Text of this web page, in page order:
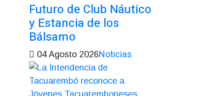
Futuro de Club Náutico
y Estancia de los
Bálsamo
04 Agosto 2026Noticias